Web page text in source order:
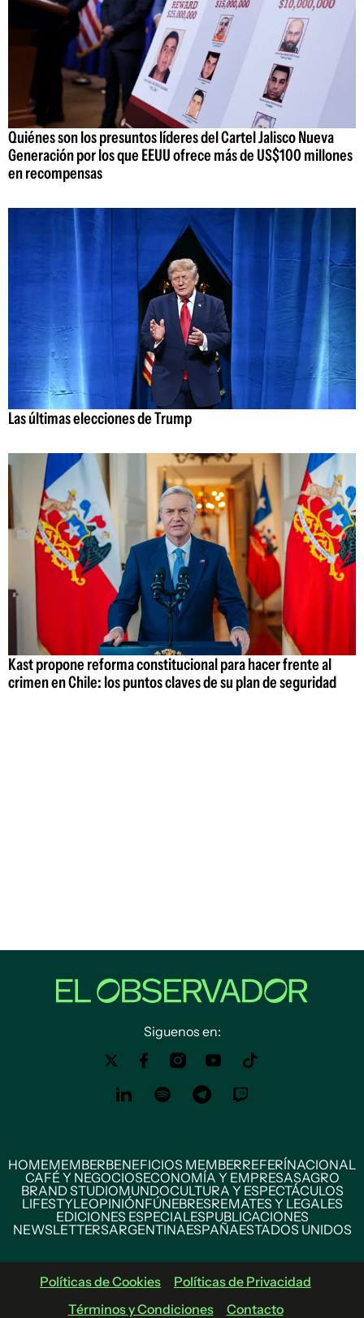
Quiénes son los presuntos líderes del Cartel Jalisco Nueva
Generación por los que EEUU ofrece más de US$100 millones
en recompensas
Las últimas elecciones de Trump
Kast propone reforma constitucional para hacer frente al
crimen en Chile: los puntos claves de su plan de seguridad
Siguenos en:
HOMEMEMBERBENEFICIOS MEMBERREFERÍNACIONAL
CAFÉ Y NEGOCIOSECONOMÍA Y EMPRESASAGRO
BRAND STUDIOMUNDOCULTURA Y ESPECTÁCULOS
LIFESTYLEOPINIÓNFÚNEBRESREMATES Y LEGALES
EDICIONES ESPECIALESPUBLICACIONES
NEWSLETTERSARGENTINAESPAÑAESTADOS UNIDOS
Políticas de Cookies
Políticas de Privacidad
Términos y Condiciones
Contacto